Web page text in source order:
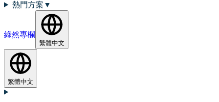
熱門方案 ▼
綠然專欄
繁體中文
繁體中文